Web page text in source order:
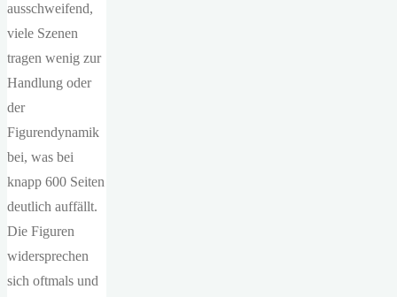
ausschweifend,
viele Szenen
tragen wenig zur
Handlung oder
der
Figurendynamik
bei, was bei
knapp 600 Seiten
deutlich auffällt.
Die Figuren
widersprechen
sich oftmals und